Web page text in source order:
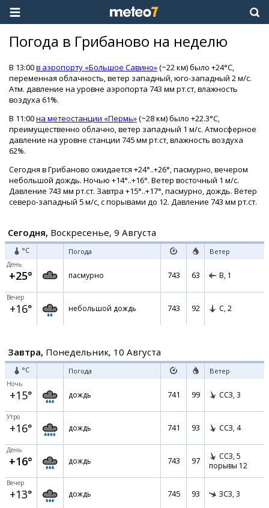
Погода в Грибаново на неделю
В 13:00в аэропорту «Большое Савино»(~22 км) было +24°C,
переменная облачность, ветер западный, юго-западный 2 м/с.
Атм. давление на уровне аэропорта 743 мм рт.ст, влажность
воздуха 61%.
В 11:00на метеостанции «Пермь»(~28 км) было +22.3°C,
преимущественно облачно, ветер западный 1 м/с. Атмосферное
давление на уровне станции 745 мм рт.ст, влажность воздуха
62%.
Сегодня в Грибаново ожидается +24°..+26°, пасмурно, вечером
небольшой дождь. Ночью +14°..+16°. Ветер восточный 1 м/с.
Давление 743 мм рт.ст. Завтра +15°..+17°, пасмурно, дождь. Ветер
северо-западный 5 м/с, с порывами до 12. Давление 743 мм рт.ст.
Сегодня, Воскресенье, 9 Августа
°C Погода Ветер
День
+25° пасмурно 743 63 В, 1
Вечер
+16° небольшой дождь 743 92 С, 2
Завтра, Понедельник, 10 Августа
°C Погода Ветер
Ночь
+15° дождь 741 99 ССЗ, 3
Утро
+16° дождь 741 93 ССЗ, 4
День
+16° дождь 743 97 ССЗ, 5
порывы 12
Вечер
+13° дождь 745 93 ЗСЗ, 3